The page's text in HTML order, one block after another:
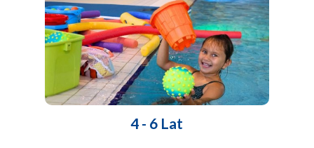
4 - 6 Lat